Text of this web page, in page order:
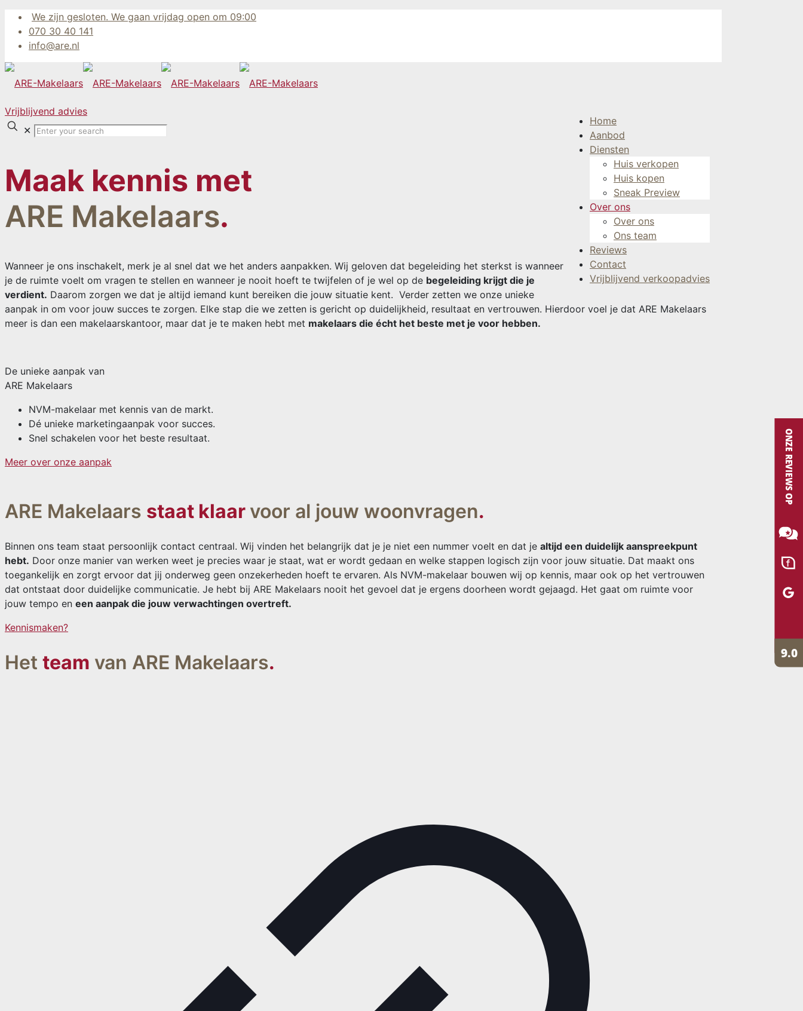
We zijn gesloten. We gaan vrijdag open om 09:00
070 30 40 141
info@are.nl
Home
Aanbod
Diensten
Huis verkopen
Huis kopen
Sneak Preview
Over ons
Over ons
Ons team
Reviews
Contact
Vrijblijvend verkoopadvies
Vrijblijvend advies
✕
Maak kennis met
ARE Makelaars.
Wanneer je ons inschakelt, merk je al snel dat we het anders aanpakken. Wij geloven dat begeleiding het sterkst is wanneer
je de ruimte voelt om vragen te stellen en wanneer je nooit hoeft te twijfelen of je wel op de begeleiding krijgt die je
verdient. Daarom zorgen we dat je altijd iemand kunt bereiken die jouw situatie kent. Verder zetten we onze unieke
aanpak in om voor jouw succes te zorgen. Elke stap die we zetten is gericht op duidelijkheid, resultaat en vertrouwen. Hierdoor voel je dat ARE Makelaars
meer is dan een makelaarskantoor, maar dat je te maken hebt met makelaars die écht het beste met je voor hebben.
De unieke aanpak van
ARE Makelaars
NVM-makelaar met kennis van de markt.
Dé unieke marketingaanpak voor succes.
Snel schakelen voor het beste resultaat.
Meer over onze aanpak
ARE Makelaars staat klaar voor al jouw woonvragen.
Binnen ons team staat persoonlijk contact centraal. Wij vinden het belangrijk dat je je niet een nummer voelt en dat je altijd een duidelijk aanspreekpunt
hebt. Door onze manier van werken weet je precies waar je staat, wat er wordt gedaan en welke stappen logisch zijn voor jouw situatie. Dat maakt ons
toegankelijk en zorgt ervoor dat jij onderweg geen onzekerheden hoeft te ervaren. Als NVM-makelaar bouwen wij op kennis, maar ook op het vertrouwen
dat ontstaat door duidelijke communicatie. Je hebt bij ARE Makelaars nooit het gevoel dat je ergens doorheen wordt gejaagd. Het gaat om ruimte voor
jouw tempo en een aanpak die jouw verwachtingen overtreft.
Kennismaken?
Het team van ARE Makelaars.